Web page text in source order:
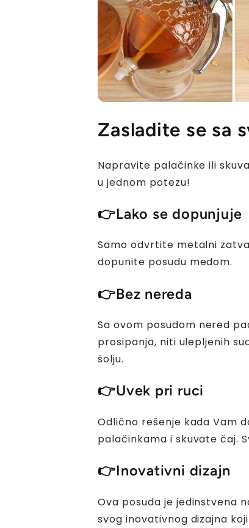
Zasladite se sa
Napravite palačinke ili
u jednom potezu!
👉Lako se dopunjuje
Samo odvrtite metalni
dopunite posudu medom.
👉Bez nereda
Sa ovom posudom nered
prosipanja, niti ulepljenih
šolju.
👉Uvek pri ruci
Odlično rešenje kada Vam
palačinkama i skuvate čaj.
👉Inovativni dizajn
Ova posuda je jedinstvena
svog inovativnog dizajna